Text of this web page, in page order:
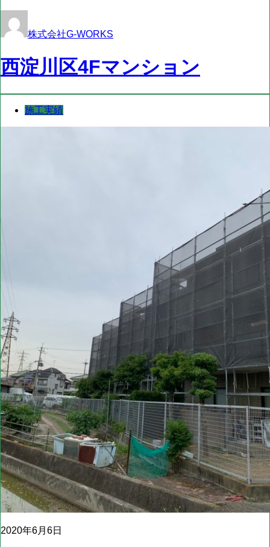
株式会社G-WORKS
西淀川区4Fマンション
施工実績
2020年6月6日